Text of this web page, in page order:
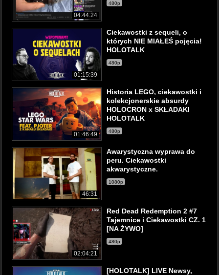
04:44:24
480p
01:15:39
Ciekawostki z sequeli, o
których NIE MIAŁEŚ pojęcia!
HOLOTALK
480p
01:46:49
Historia LEGO, ciekawostki i
kolekcjonerskie absurdy
HOLOCRON x SKŁADAKI
HOLOTALK
480p
46:31
Awarystyczna wyprawa do
peru. Ciekawostki
akwarystyczne.
1080p
02:04:21
Red Dead Redemption 2 #7
Tajemnice i Ciekawostki CZ. 1
[NA ŻYWO]
480p
[HOLOTALK] LIVE Newsy,